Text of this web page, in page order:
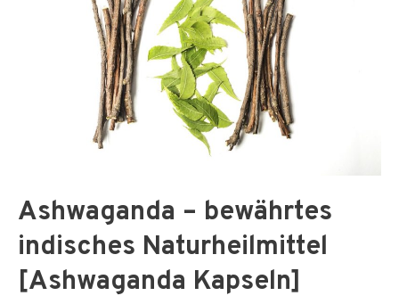
Ashwaganda – bewährtes
indisches Naturheilmittel
[Ashwaganda Kapseln]